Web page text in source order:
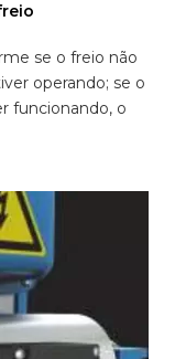
se o freio não
operando; se o
funcionando, o